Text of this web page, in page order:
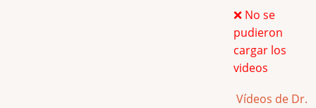
❌ No se
pudieron
cargar los
videos
Vídeos de Dr.